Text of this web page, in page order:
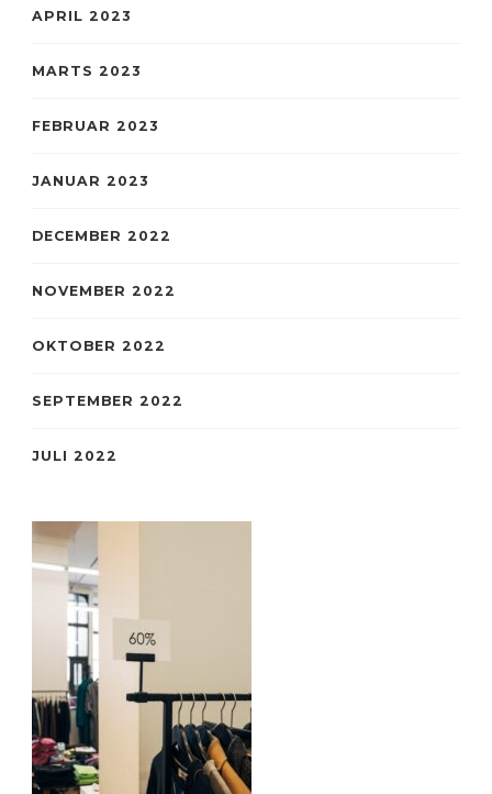
APRIL 2023
MARTS 2023
FEBRUAR 2023
JANUAR 2023
DECEMBER 2022
NOVEMBER 2022
OKTOBER 2022
SEPTEMBER 2022
JULI 2022